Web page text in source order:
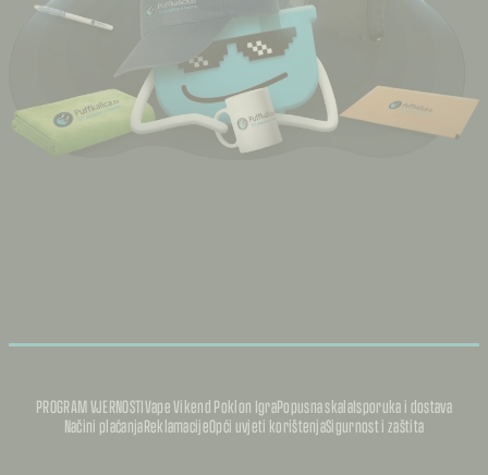
PROGRAM VJERNOSTIVape Vikend Poklon IgraPopusna skalaIsporuka i dostava
Načini plaćanjaReklamacijeOpći uvjeti korištenjaSigurnost i zaštita